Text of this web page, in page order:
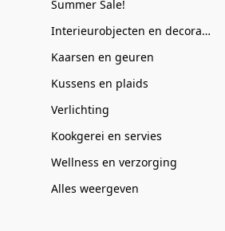
Summer Sale!
Interieurobjecten en decoratie
Kaarsen en geuren
Kussens en plaids
Verlichting
Kookgerei en servies
Wellness en verzorging
Alles weergeven